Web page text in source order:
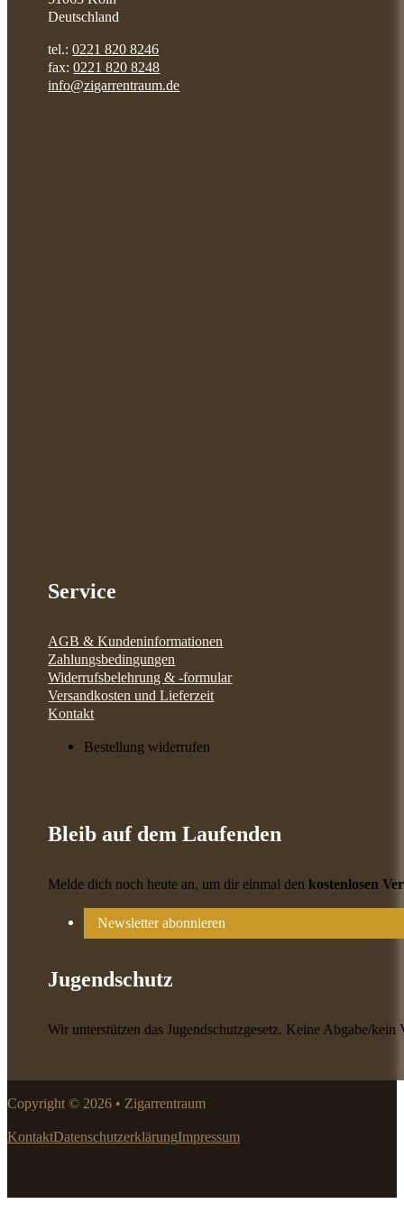
Deutschland
tel.:0221 820 8246
fax:0221 820 8248
info@zigarrentraum.de
Service
AGB & Kundeninformationen
Zahlungsbedingungen
Widerrufsbelehrung & -formular
Versandkosten und Lieferzeit
Kontakt
Bestellung widerrufen
Bleib auf dem Laufenden
Melde dich noch heute an, um dir einmal denkostenlosen
Newsletter abonnieren
Jugendschutz
Wir unterstützen das Jugendschutzgesetz. Keine Abgabe/
Copyright © 2026 • Zigarrentraum
KontaktDatenschutzerklärungImpressum